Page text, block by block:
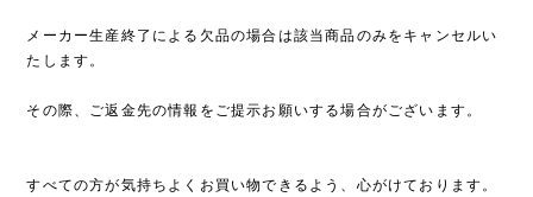
メーカー生産終了による欠品の場合は該当商品のみをキャンセルい
たします。
その際、ご返金先の情報をご提示お願いする場合がございます。
すべての方が気持ちよくお買い物できるよう、心がけております。